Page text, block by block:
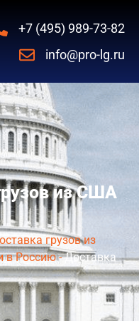
+7 (495) 989-73-82
info@pro-lg.ru
из США
грузов из
в Россию-Доставка